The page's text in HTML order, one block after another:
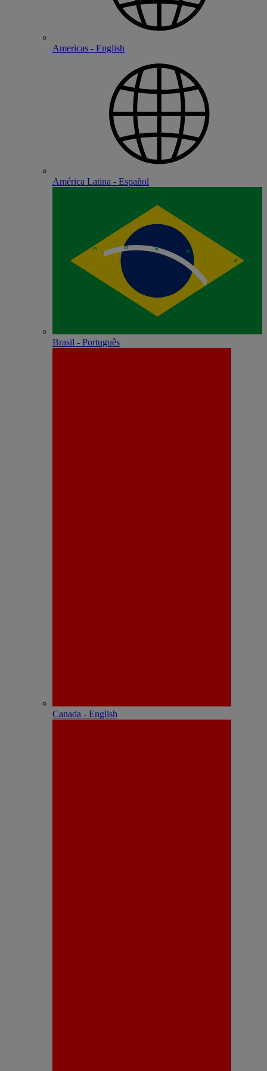
Americas - English
América Latina - Español
Brasil - Português
Canada - English